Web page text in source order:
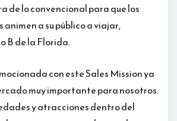
de lo convencional para que los
a su público a viajar,
B de la Florida.
con este Sales Mission ya
muy importante para nosotros.
y atracciones dentro del